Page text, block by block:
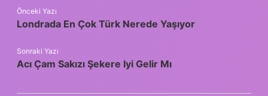
Önceki Yazı
Londrada En Çok Türk Nerede Yaşıyor
Sonraki Yazı
Acı Çam Sakızı Şekere Iyi Gelir Mı